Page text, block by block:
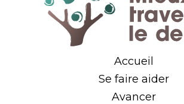
Accueil
Se faire aider
Avancer